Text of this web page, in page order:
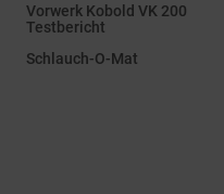
Vorwerk Kobold VK 200
Testbericht
Schlauch-O-Mat